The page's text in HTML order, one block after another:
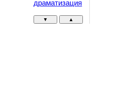
драматизация
▼ ▲